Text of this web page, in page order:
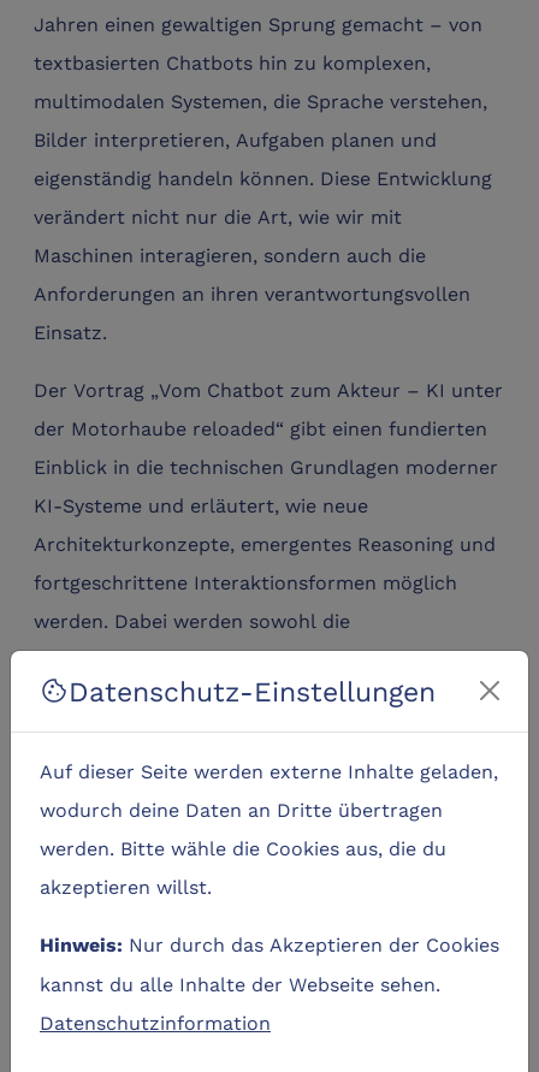
cookieDatenschutz-Einstellungen
Auf dieser Seite werden externe Inhalte geladen,
wodurch deine Daten an Dritte übertragen
werden. Bitte wähle die Cookies aus, die du
akzeptieren willst.
Hinweis: Nur durch das Akzeptieren der Cookies
kannst du alle Inhalte der Webseite sehen.
Datenschutzinformation
Jahren einen gewaltigen Sprung gemacht – von
textbasierten Chatbots hin zu komplexen,
multimodalen Systemen, die Sprache verstehen,
Bilder interpretieren, Aufgaben planen und
eigenständig handeln können. Diese Entwicklung
verändert nicht nur die Art, wie wir mit
Maschinen interagieren, sondern auch die
Anforderungen an ihren verantwortungsvollen
Einsatz.
Der Vortrag „Vom Chatbot zum Akteur – KI unter
der Motorhaube reloaded“ gibt einen fundierten
Einblick in die technischen Grundlagen moderner
KI-Systeme und erläutert, wie neue
Architekturkonzepte, emergentes Reasoning und
fortgeschrittene Interaktionsformen möglich
werden. Dabei werden sowohl die
beeindruckenden Fortschritte als auch die
aktuellen Grenzen der Technologie beleuchtet.
Der Einlass startet am Montag, den 24. November
2025, ab 18:30 Uhr, der Vortrag beginnt um 19:00